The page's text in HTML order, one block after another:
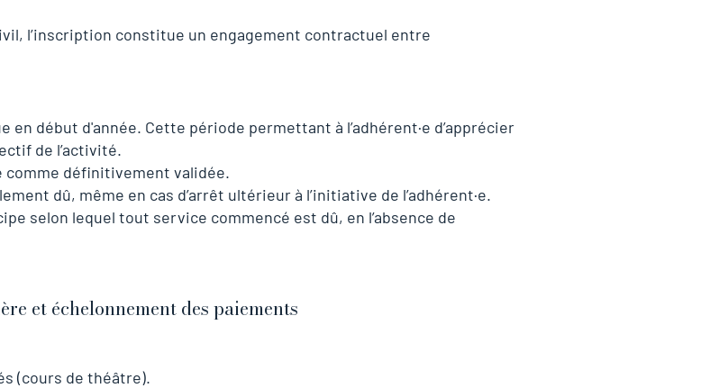
l’inscription constitue un engagement contractuel entre
en début d'année. Cette période permettant à l’adhérent·e d’apprécier
de l’activité.
comme définitivement validée.
dû, même en cas d’arrêt ultérieur à l’initiative de l’adhérent·e.
selon lequel tout service commencé est dû, en l’absence de
et échelonnement des paiements
(cours de théâtre).